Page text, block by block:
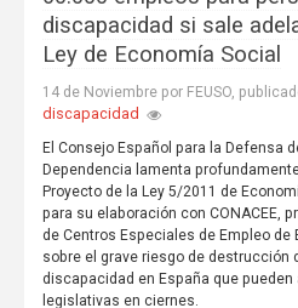
discapacidad si sale
Ley de Economía Social
14 de Noviembre por FEUSO,
discapacidad
El Consejo Español para la Defensa
Dependencia lamenta
Proyecto de la Ley 5/2011 de
para su elaboración con CONACEE,
de Centros Especiales de Empleo de
sobre el grave riesgo de destrucción
discapacidad en España que
legislativas en ciernes.